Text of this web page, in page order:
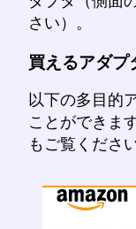
さい）。
買えるアダプ
以下の多目的
ことができま
もご覧ください